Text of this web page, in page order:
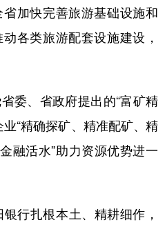
日本語 한국어
加快完善旅游基础设施和
各类旅游配套设施建设，
、省政府提出的“富矿精
“精确探矿、精准配矿、精
融活水”助力资源优势进一
行扎根本土、精耕细作，